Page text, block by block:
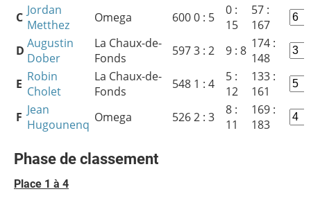
C Jordan
Metthez
Omega 6000 : 5
0 :
15
57 :
167
D Augustin
Dober
La Chaux-de-
Fonds
5973 : 2 9 : 8 174 :
148
E Robin
Cholet
La Chaux-de-
Fonds
548 1 : 4
5 :
12
133 :
161
F Jean
Hugounenq Omega 5262 : 3
8 :
11
169 :
183
Phase de classement
Place 1 à 4